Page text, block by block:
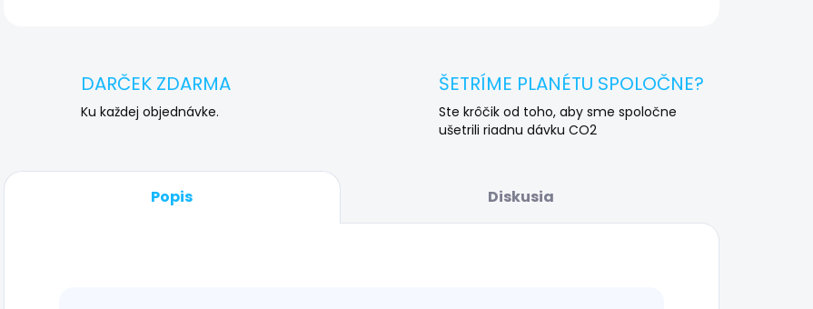
DARČEK ZDARMA
Ku každej objednávke.
ŠETRÍME PLANÉTU SPOLOČNE?
Ste krôčik od toho, aby sme spoločne
ušetrili riadnu dávku CO2
Popis Diskusia